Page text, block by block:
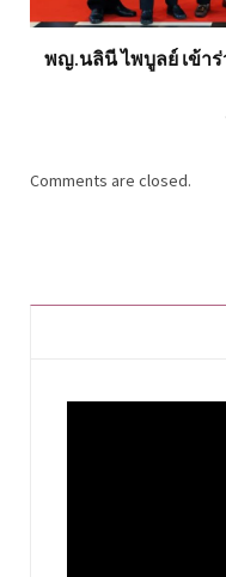
พญ.นลินี ไพบูลย์ เข้าร่ว
Comments are closed.